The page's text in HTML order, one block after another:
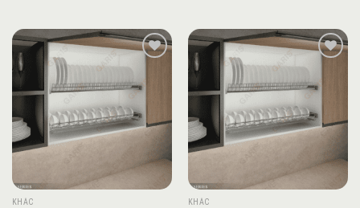
wishlist
KHÁC
wishlist
KHÁC